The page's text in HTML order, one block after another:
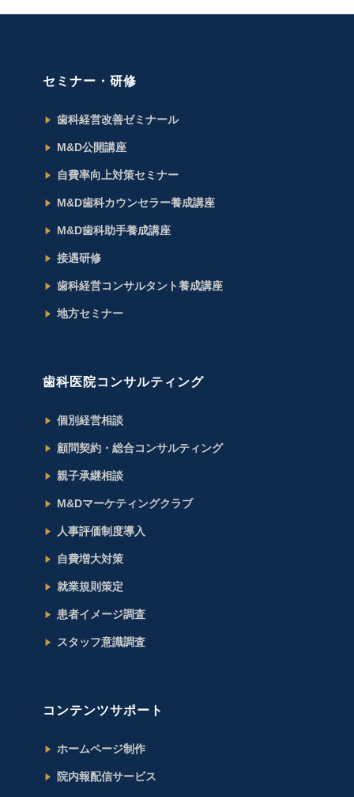
セミナー・研修
歯科経営改善ゼミナール
M&D公開講座
自費率向上対策セミナー
M&D歯科カウンセラー養成講座
M&D歯科助手養成講座
接遇研修
歯科経営コンサルタント養成講座
地方セミナー
歯科医院コンサルティング
個別経営相談
顧問契約・総合コンサルティング
親子承継相談
M&Dマーケティングクラブ
人事評価制度導入
自費増大対策
就業規則策定
患者イメージ調査
スタッフ意識調査
コンテンツサポート
ホームページ制作
院内報配信サービス